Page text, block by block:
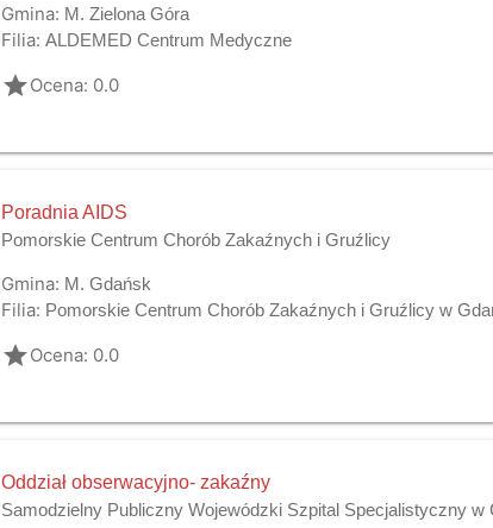
Gmina: M. Zielona Góra
Filia: ALDEMED Centrum Medyczne
gradeOcena: 0.0
Poradnia AIDS
Pomorskie Centrum Chorób Zakaźnych i Gruźlicy
Gmina: M. Gdańsk
Filia: Pomorskie Centrum Chorób Zakaźnych i Gruźlicy w
gradeOcena: 0.0
Oddział obserwacyjno- zakaźny
Samodzielny Publiczny Wojewódzki Szpital Specjalistyczny w